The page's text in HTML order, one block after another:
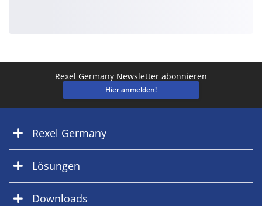
Rexel Germany Newsletter abonnieren
Hier anmelden!
Rexel Germany
Lösungen
Downloads